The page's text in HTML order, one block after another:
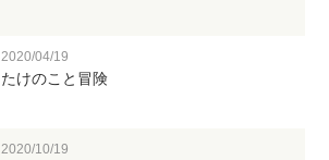
2020/04/19
たけのこと冒険
2020/10/19